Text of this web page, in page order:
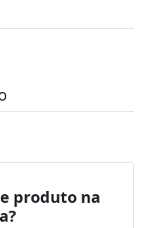
produto na